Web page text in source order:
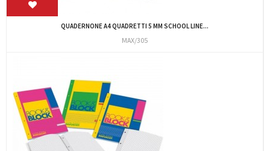
QUADERNONE A4 QUADRETTI 5 MM SCHOOL LINE...
MAX/305